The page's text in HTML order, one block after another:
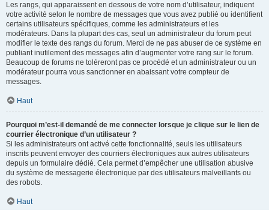
Les rangs, qui apparaissent en dessous de votre nom d’utilisateur, indiquent
votre activité selon le nombre de messages que vous avez publié ou identifient
certains utilisateurs spécifiques, comme les administrateurs et les
modérateurs. Dans la plupart des cas, seul un administrateur du forum peut
modifier le texte des rangs du forum. Merci de ne pas abuser de ce système en
publiant inutilement des messages afin d’augmenter votre rang sur le forum.
Beaucoup de forums ne toléreront pas ce procédé et un administrateur ou un
modérateur pourra vous sanctionner en abaissant votre compteur de
messages.
Haut
Pourquoi m’est-il demandé de me connecter lorsque je clique sur le lien de
courrier électronique d’un utilisateur ?
Si les administrateurs ont activé cette fonctionnalité, seuls les utilisateurs
inscrits peuvent envoyer des courriers électroniques aux autres utilisateurs
depuis un formulaire dédié. Cela permet d’empêcher une utilisation abusive
du système de messagerie électronique par des utilisateurs malveillants ou
des robots.
Haut